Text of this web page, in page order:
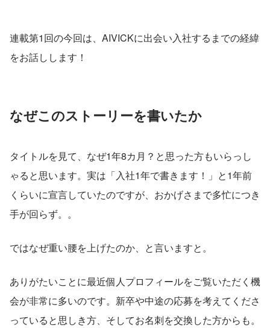
連載第1回の今回は、AIVICKに出会い入社するまでの経緯
をお話しします！
なぜこのストーリーを書いたか
タイトルを見て、なぜ1年8カ月？と思った方もいらっし
ゃると思います。実は「入社1年で書きます！」と1年前
くらいに宣言していたのですが、おかげさまで多忙につき
手が回らず。。
ではなぜ重い腰を上げたのか、と言いますと。
ありがたいことに最近個人プロフィールをご覧いただく機
会が非常に多いのです。新卒や中途の応募を考えてくださ
っていると思しき方、そしてお名刺を交換した方からも。